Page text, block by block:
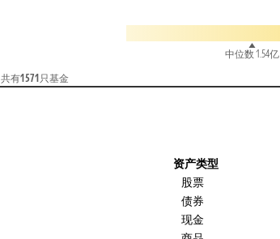
中位数 1.54亿
共有1571 只基金
资产类型
股票
债券
现金